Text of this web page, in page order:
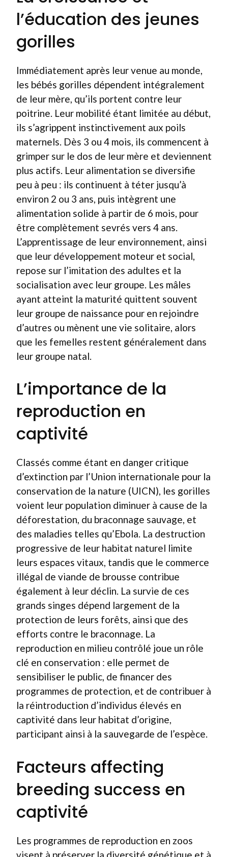
l’éducation des jeunes
gorilles
Immédiatement après leur venue au monde,
les bébés gorilles dépendent intégralement
de leur mère, qu’ils portent contre leur
poitrine. Leur mobilité étant limitée au début,
ils s’agrippent instinctivement aux poils
maternels. Dès 3 ou 4 mois, ils commencent à
grimper sur le dos de leur mère et deviennent
plus actifs. Leur alimentation se diversifie
peu à peu : ils continuent à téter jusqu’à
environ 2 ou 3 ans, puis intègrent une
alimentation solide à partir de 6 mois, pour
être complètement sevrés vers 4 ans.
L’apprentissage de leur environnement, ainsi
que leur développement moteur et social,
repose sur l’imitation des adultes et la
socialisation avec leur groupe. Les mâles
ayant atteint la maturité quittent souvent
leur groupe de naissance pour en rejoindre
d’autres ou mènent une vie solitaire, alors
que les femelles restent généralement dans
leur groupe natal.
L’importance de la
reproduction en
captivité
Classés comme étant en danger critique
d’extinction par l’Union internationale pour la
conservation de la nature (UICN), les gorilles
voient leur population diminuer à cause de la
déforestation, du braconnage sauvage, et
des maladies telles qu’Ebola. La destruction
progressive de leur habitat naturel limite
leurs espaces vitaux, tandis que le commerce
illégal de viande de brousse contribue
également à leur déclin. La survie de ces
grands singes dépend largement de la
protection de leurs forêts, ainsi que des
efforts contre le braconnage. La
reproduction en milieu contrôlé joue un rôle
clé en conservation : elle permet de
sensibiliser le public, de financer des
programmes de protection, et de contribuer à
la réintroduction d’individus élevés en
captivité dans leur habitat d’origine,
participant ainsi à la sauvegarde de l’espèce.
Facteurs affecting
breeding success en
captivité
Les programmes de reproduction en zoos
visent à préserver la diversité génétique et à